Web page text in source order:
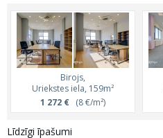
Birojs,
Uriekstes iela, 159m²
1 272 € (8 €/m²)
Līdzīgi īpašumi